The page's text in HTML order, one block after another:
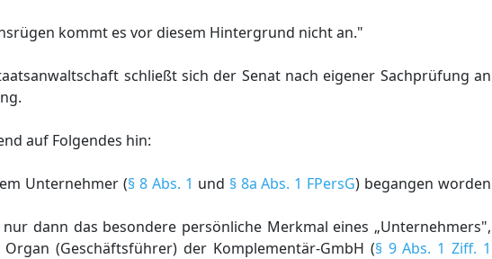
kommt es vor diesem Hintergrund nicht an."
schließt sich der Senat nach eigener Sachprüfung an
auf Folgendes hin:
Unternehmer (§ 8 Abs. 1 und § 8a Abs. 1 FPersG) begangen worden
dann das besondere persönliche Merkmal eines „Unternehmers",
(Geschäftsführer) der Komplementär-GmbH (§ 9 Abs. 1 Ziff. 1